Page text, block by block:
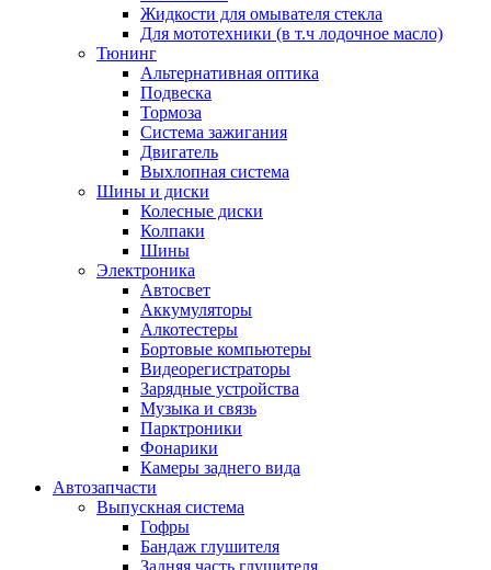
Жидкости для омывателя стекла
Для мототехники (в т.ч лодочное масло)
Тюнинг
Альтернативная оптика
Подвеска
Тормоза
Система зажигания
Двигатель
Выхлопная система
Шины и диски
Колесные диски
Колпаки
Шины
Электроника
Автосвет
Аккумуляторы
Алкотестеры
Бортовые компьютеры
Видеорегистраторы
Зарядные устройства
Музыка и связь
Парктроники
Фонарики
Камеры заднего вида
Автозапчасти
Выпускная система
Гофры
Бандаж глушителя
Задняя часть глушителя